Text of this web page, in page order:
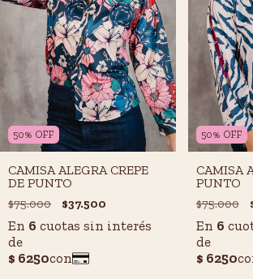
50% OFF
CAMISA ALEGRA CREPE
DE PUNTO
$75.000 $37.500
50% OFF
CAMISA
PUNTO
$75.000